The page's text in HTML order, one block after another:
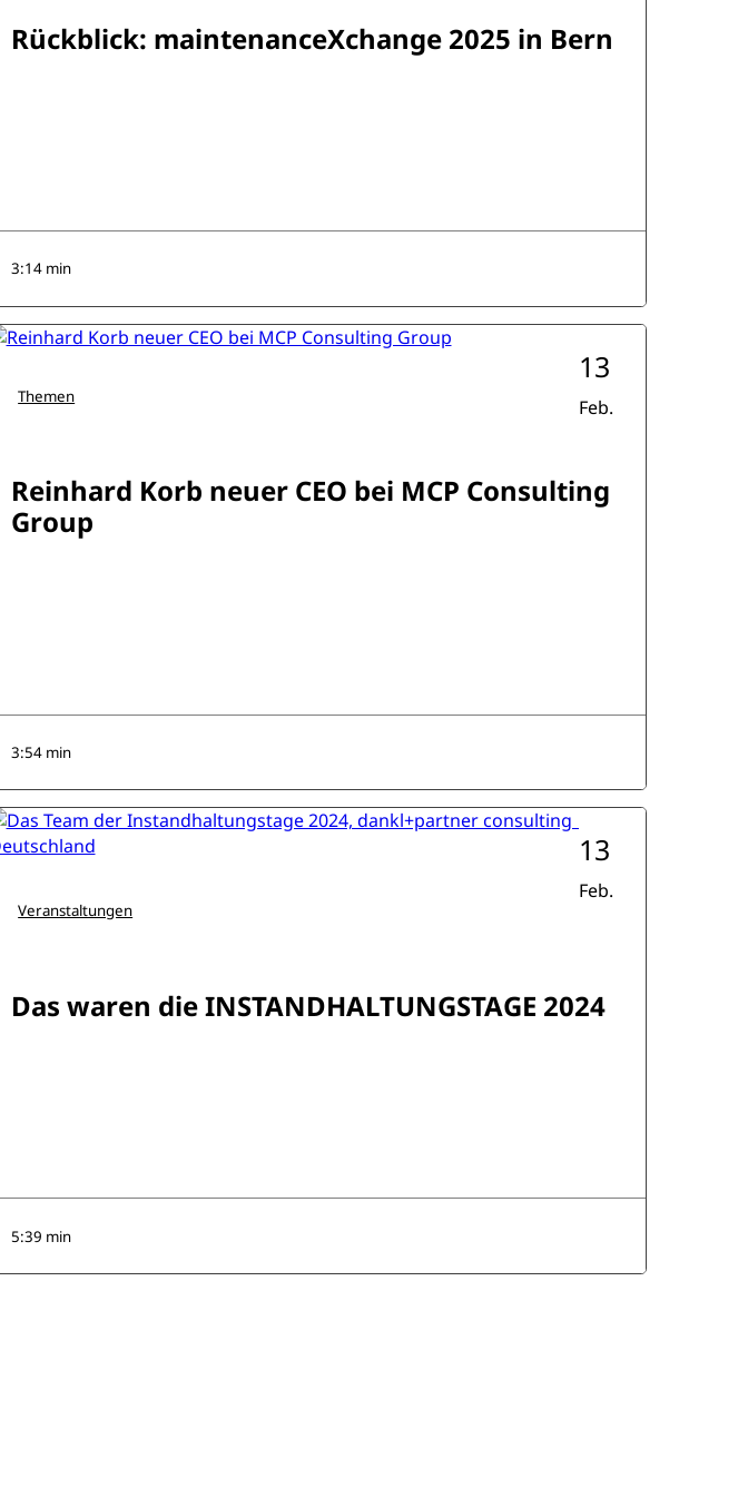
Rückblick: maintenanceXchange 2025 in Bern
3:14 min
13
Feb.
Reinhard Korb neuer CEO bei MCP Consulting
Group
Themen
3:54 min
13
Feb.
Das waren die INSTANDHALTUNGSTAGE 2024
Veranstaltungen
5:39 min